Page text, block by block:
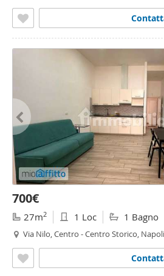
700€
27m2 1 Loc 1 Bagno
Via Nilo, Centro - Centro Storico, Napoli